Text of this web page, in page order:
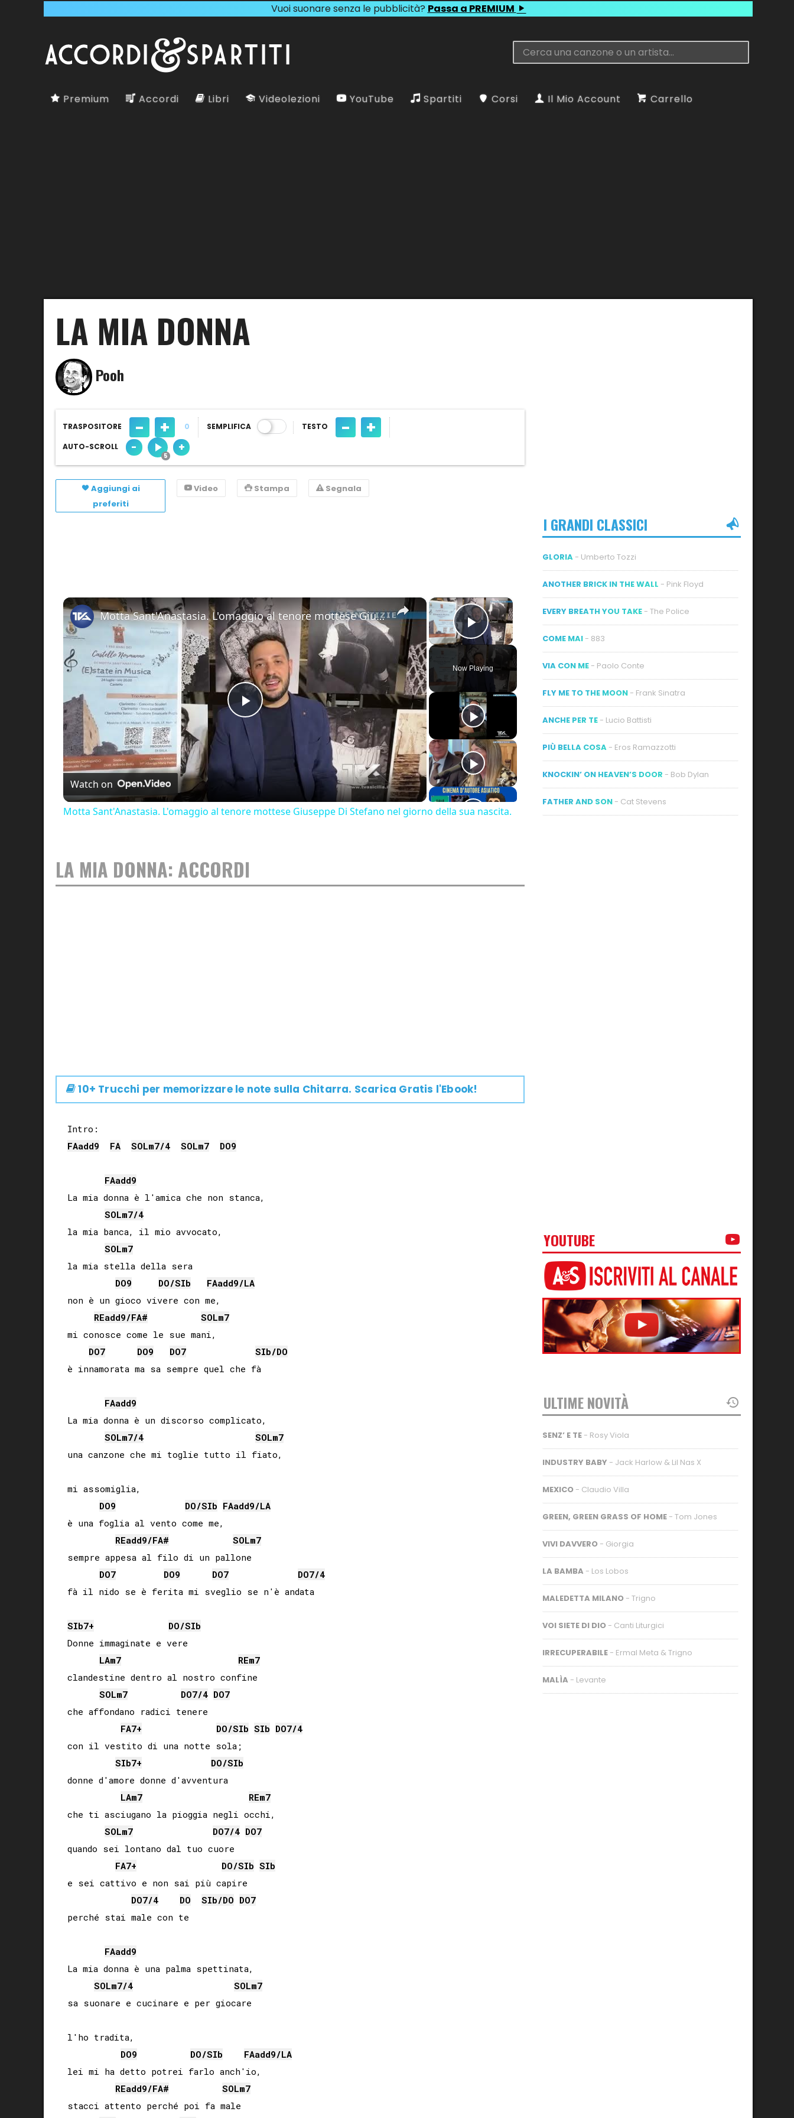
Vuoi suonare senza le pubblicità? Passa a PREMIUM
Premium Accordi Libri Videolezioni YouTube Spartiti Corsi Il Mio Account Carrello
LA MIA DONNA
Pooh
TRASPOSITORE - + 0 SEMPLIFICA TESTO - +
AUTO-SCROLL - +
Aggiungi ai
preferiti
Video Stampa Segnala
×
Play Video
Now Playing
×
Play
Motta Sant'Anastasia. L'omaggio al tenore mottese Giuseppe Di Stefano nel giorno della sua nascita.
Watch on
Motta Sant'Anastasia. L'omaggio al tenore mottese Giuseppe Di Stefano nel giorno della sua nascita.
LA MIA DONNA: ACCORDI
10+ Trucchi per memorizzare le note sulla Chitarra. Scarica Gratis l'Ebook!
FAadd9 FA SOLm7/4 SOLm7 DO9
FAadd9
La mia donna è l'amica che non stanca,
SOLm7/4
la mia banca, il mio avvocato,
SOLm7
la mia stella della sera
DO9 DO/SIb FAadd9/LA
non è un gioco vivere con me,
REadd9/FA# SOLm7
mi conosce come le sue mani,
DO7 DO9 DO7 SIb/DO
è innamorata ma sa sempre quel che fà
FAadd9
La mia donna è un discorso complicato,
SOLm7/4 SOLm7
una canzone che mi toglie tutto il fiato,
mi assomiglia,
DO9 DO/SIb FAadd9/LA
è una foglia al vento come me,
REadd9/FA# SOLm7
sempre appesa al filo di un pallone
DO7 DO9 DO7 DO7/4
fà il nido se è ferita mi sveglio se n'è andata
SIb7+ DO/SIb
Donne immaginate e vere
LAm7 REm7
clandestine dentro al nostro confine
SOLm7 DO7/4 DO7
che affondano radici tenere
FA7+ DO/SIb SIb DO7/4
con il vestito di una notte sola;
SIb7+ DO/SIb
donne d'amore donne d'avventura
LAm7 REm7
che ti asciugano la pioggia negli occhi,
SOLm7 DO7/4 DO7
quando sei lontano dal tuo cuore
FA7+ DO/SIb SIb
e sei cattivo e non sai più capire
DO7/4 DO SIb/DO DO7
perché stai male con te
FAadd9
La mia donna è una palma spettinata,
SOLm7/4 SOLm7
sa suonare e cucinare e per giocare
l'ho tradita,
DO9 DO/SIb FAadd9/LA
lei mi ha detto potrei farlo anch'io,
REadd9/FA# SOLm7
stacci attento perché poi fa male
I GRANDI CLASSICI
GLORIA - Umberto Tozzi
ANOTHER BRICK IN THE WALL - Pink Floyd
EVERY BREATH YOU TAKE - The Police
COME MAI - 883
VIA CON ME - Paolo Conte
FLY ME TO THE MOON - Frank Sinatra
ANCHE PER TE - Lucio Battisti
PIÙ BELLA COSA - Eros Ramazzotti
KNOCKIN’ ON HEAVEN’S DOOR - Bob Dylan
FATHER AND SON - Cat Stevens
YOUTUBE
ULTIME NOVITÀ
SENZ’ E TE - Rosy Viola
INDUSTRY BABY - Jack Harlow & Lil Nas X
MEXICO - Claudio Villa
GREEN, GREEN GRASS OF HOME - Tom Jones
VIVI DAVVERO - Giorgia
LA BAMBA - Los Lobos
MALEDETTA MILANO - Trigno
VOI SIETE DI DIO - Canti Liturgici
IRRECUPERABILE - Ermal Meta & Trigno
MALÌA - Levante